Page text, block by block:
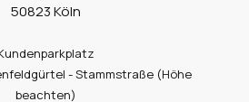
50823 Köln
- Stammstraße (Höhe
beachten)